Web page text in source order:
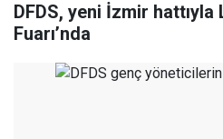
DFDS, yeni İzmir hattıyla
Fuarı’nda